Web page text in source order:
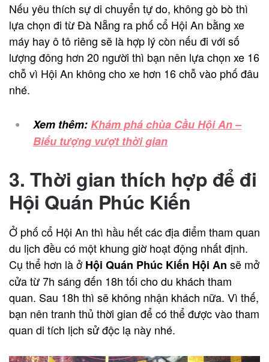
Nếu yêu thích sự di chuyển tự do, không gò bò thì
lựa chọn đi từ Đà Nẵng ra phố cổ Hội An bằng xe
máy hay ô tô riêng sẽ là hợp lý còn nếu đi với số
lượng đông hơn 20 người thì bạn nên lựa chọn xe 16
chỗ vì Hội An không cho xe hơn 16 chỗ vào phố đâu
nhé.
Xem thêm:Khám phá chùa Cầu Hội An –
Biểu tượng vượt thời gian
3. Thời gian thích hợp để đi
Hội Quán Phúc Kiến
Ở phố cổ Hội An thì hầu hết các địa điểm tham quan
du lịch đều có một khung giờ hoạt động nhất định.
Cụ thể hơn là ở Hội Quán Phúc Kiến Hội An sẽ mở
cửa từ 7h sáng đến 18h tối cho du khách tham
quan. Sau 18h thì sẽ không nhận khách nữa. Vì thế,
bạn nên tranh thủ thời gian để có thể được vào tham
quan di tích lịch sử độc lạ này nhé.